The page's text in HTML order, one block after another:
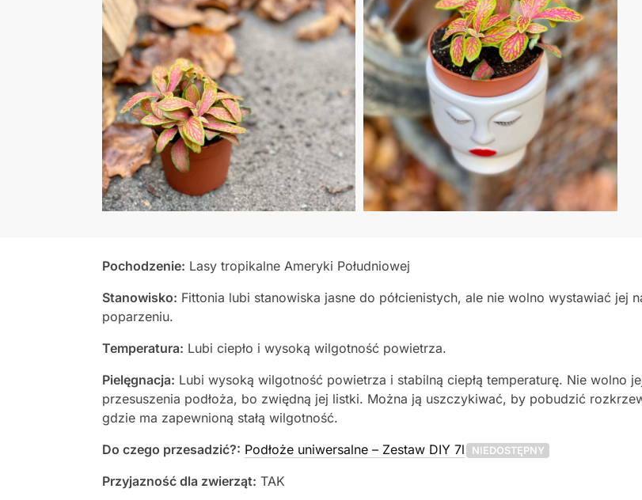
Pochodzenie: Lasy tropikalne Ameryki Południowej
Stanowisko: Fittonia lubi stanowiska jasne do półcienistych, ale nie wolno wystawiać jej
poparzeniu.
Temperatura: Lubi ciepło i wysoką wilgotność powietrza.
Pielęgnacja: Lubi wysoką wilgotność powietrza i stabilną ciepłą temperaturę. Nie wolno
przesuszenia podłoża, bo zwiędną jej listki. Można ją uszczykiwać, by pobudzić
gdzie ma zapewnioną stałą wilgotność.
Do czego przesadzić?: Podłoże uniwersalne – Zestaw DIY 7l NIEDOSTĘPNY
Przyjazność dla zwierząt: TAK